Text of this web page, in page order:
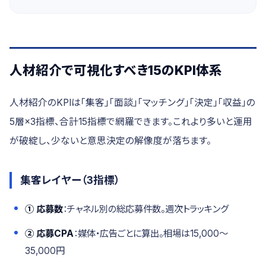
人材紹介で可視化すべき15のKPI体系
人材紹介のKPIは「集客」「面談」「マッチング」「決定」「収益」の
5層×3指標、合計15指標で網羅できます。これより多いと運用
が破綻し、少ないと意思決定の解像度が落ちます。
集客レイヤー（3指標）
① 応募数：チャネル別の総応募件数。週次トラッキング
② 応募CPA：媒体・広告ごとに算出。相場は15,000〜
35,000円